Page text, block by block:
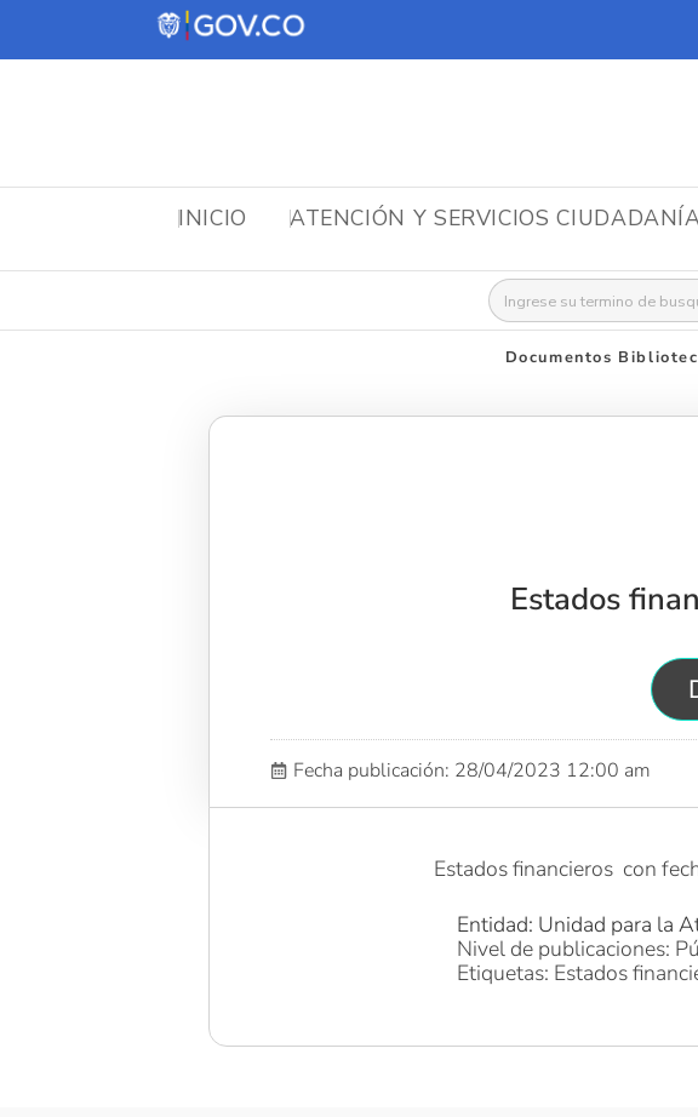
INICIO ATENCIÓN Y SERVICIOS
Buscar:
Documentos
Estados
Fecha publicación: 28/04/2023 12:00 am
Estados financieros con
Entidad: Unidad para la
Nivel de publicaciones:
Etiquetas: Estados